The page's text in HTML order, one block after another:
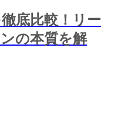
底比較！リー
の本質を解